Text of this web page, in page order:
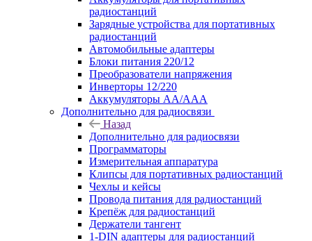
радиостанций
Зарядные устройства для портативных
радиостанций
Автомобильные адаптеры
Блоки питания 220/12
Преобразователи напряжения
Инверторы 12/220
Аккумуляторы АА/ААА
Дополнительно для радиосвязи
Назад
Дополнительно для радиосвязи
Программаторы
Измерительная аппаратура
Клипсы для портативных радиостанций
Чехлы и кейсы
Провода питания для радиостанций
Крепёж для радиостанций
Держатели тангент
1-DIN адаптеры для радиостанций